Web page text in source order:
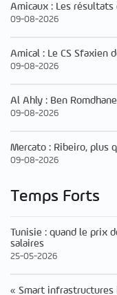
Amicaux : Les résultats
09-08-2026
Amical : Le CS Sfaxien
09-08-2026
Al Ahly : Ben
09-08-2026
Mercato : Ribeiro, plus
09-08-2026
Temps Forts
Tunisie : quand le prix
salaires
25-05-2026
« Smart infrastructures